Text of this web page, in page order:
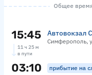
Общее
15:45 Автовокзал
Симферополь,
11 ч 25 м
в пути
03:10 прибытие на